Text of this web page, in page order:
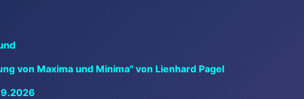
von Maxima und Minima" von Lienhard Pagel